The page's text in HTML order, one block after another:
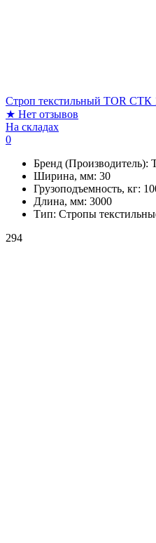
Строп текстильный TOR СТК
★ Нет отзывов
На складах
0
Бренд (Производитель):
Ширина, мм: 30
Грузоподъемность, кг:
Длина, мм: 3000
Тип: Стропы
294